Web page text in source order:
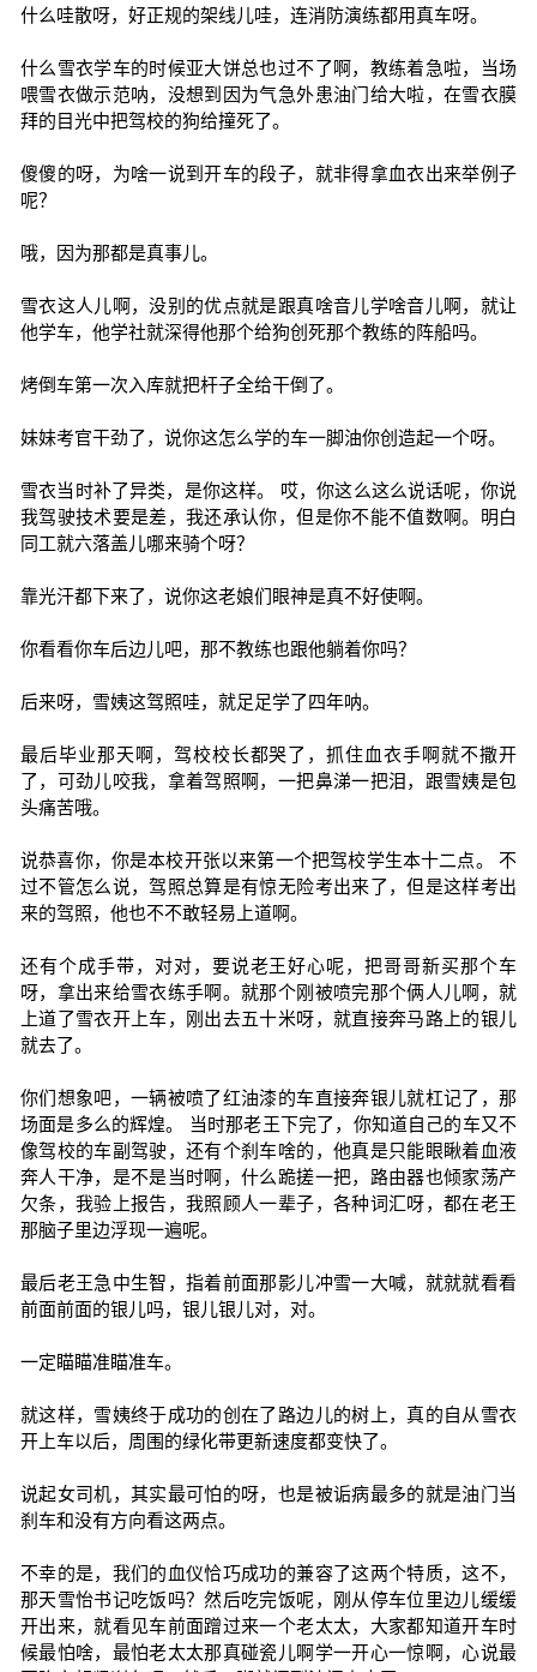
什么哇散呀，好正规的架线儿哇，连消防演练都用真车呀。
什么雪衣学车的时候亚大饼总也过不了啊，教练着急啦，当场
喂雪衣做示范呐，没想到因为气急外患油门给大啦，在雪衣膜
拜的目光中把驾校的狗给撞死了。
傻傻的呀，为啥一说到开车的段子，就非得拿血衣出来举例子
呢？
哦，因为那都是真事儿。
雪衣这人儿啊，没别的优点就是跟真啥音儿学啥音儿啊，就让
他学车，他学社就深得他那个给狗创死那个教练的阵船吗。
烤倒车第一次入库就把杆子全给干倒了。
妹妹考官干劲了，说你这怎么学的车一脚油你创造起一个呀。
雪衣当时补了异类，是你这样。 哎，你这么这么说话呢，你说
我驾驶技术要是差，我还承认你，但是你不能不值数啊。明白
同工就六落盖儿哪来骑个呀？
靠光汗都下来了，说你这老娘们眼神是真不好使啊。
你看看你车后边儿吧，那不教练也跟他躺着你吗？
后来呀，雪姨这驾照哇，就足足学了四年呐。
最后毕业那天啊，驾校校长都哭了，抓住血衣手啊就不撒开
了，可劲儿咬我，拿着驾照啊，一把鼻涕一把泪，跟雪姨是包
头痛苦哦。
说恭喜你，你是本校开张以来第一个把驾校学生本十二点。 不
过不管怎么说，驾照总算是有惊无险考出来了，但是这样考出
来的驾照，他也不不敢轻易上道啊。
还有个成手带，对对，要说老王好心呢，把哥哥新买那个车
呀，拿出来给雪衣练手啊。就那个刚被喷完那个俩人儿啊，就
上道了雪衣开上车，刚出去五十米呀，就直接奔马路上的银儿
就去了。
你们想象吧，一辆被喷了红油漆的车直接奔银儿就杠记了，那
场面是多么的辉煌。 当时那老王下完了，你知道自己的车又不
像驾校的车副驾驶，还有个刹车啥的，他真是只能眼瞅着血液
奔人干净，是不是当时啊，什么跪搓一把，路由器也倾家荡产
欠条，我验上报告，我照顾人一辈子，各种词汇呀，都在老王
那脑子里边浮现一遍呢。
最后老王急中生智，指着前面那影儿冲雪一大喊，就就就看看
前面前面的银儿吗，银儿银儿对，对。
一定瞄瞄准瞄准车。
就这样，雪姨终于成功的创在了路边儿的树上，真的自从雪衣
开上车以后，周围的绿化带更新速度都变快了。
说起女司机，其实最可怕的呀，也是被诟病最多的就是油门当
刹车和没有方向看这两点。
不幸的是，我们的血仪恰巧成功的兼容了这两个特质，这不，
那天雪怡书记吃饭吗？然后吃完饭呢，刚从停车位里边儿缓缓
开出来，就看见车前面蹭过来一个老太太，大家都知道开车时
候最怕啥，最怕老太太那真碰瓷儿啊学一开心一惊啊，心说最